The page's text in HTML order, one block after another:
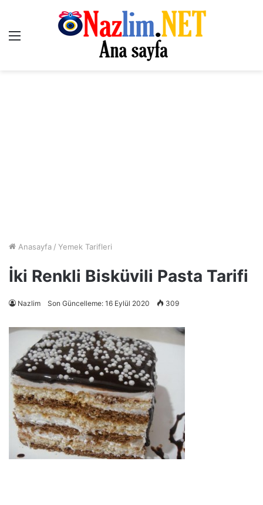
Menü
Anasayfa / Yemek Tarifleri
İki Renkli Bisküvili Pasta Tarifi
Nazlim Son Güncelleme: 16 Eylül 2020 309